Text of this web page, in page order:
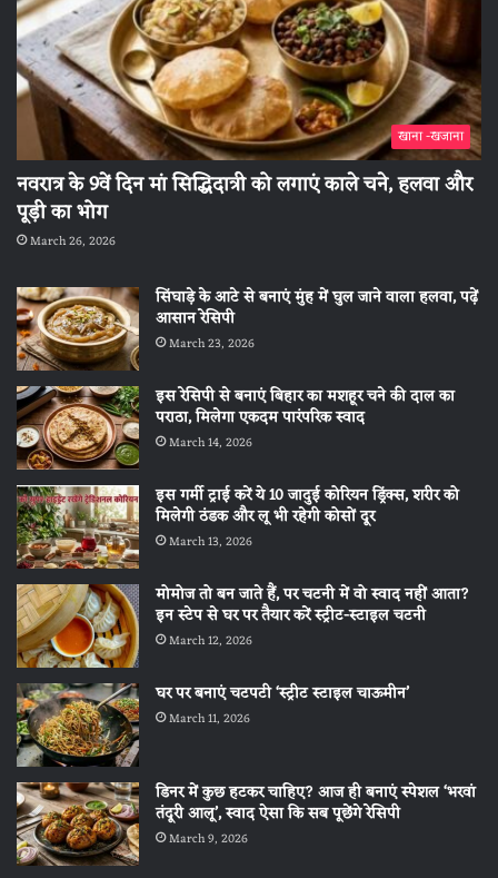
खाना -खजाना
नवरात्र के 9वें दिन मां सिद्धिदात्री को लगाएं काले चने, हलवा और
पूड़ी का भोग
March 26, 2026
सिंघाड़े के आटे से बनाएं मुंह में घुल जाने वाला हलवा, पढ़ें
आसान रेसिपी
March 23, 2026
इस रेसिपी से बनाएं बिहार का मशहूर चने की दाल का
पराठा, मिलेगा एकदम पारंपरिक स्वाद
March 14, 2026
इस गर्मी ट्राई करें ये 10 जादुई कोरियन ड्रिंक्स, शरीर को
मिलेगी ठंडक और लू भी रहेगी कोसों दूर
March 13, 2026
मोमोज तो बन जाते हैं, पर चटनी में वो स्वाद नहीं आता?
इन स्टेप से घर पर तैयार करें स्ट्रीट-स्टाइल चटनी
March 12, 2026
घर पर बनाएं चटपटी ‘स्ट्रीट स्टाइल चाऊमीन’
March 11, 2026
डिनर में कुछ हटकर चाहिए? आज ही बनाएं स्पेशल ‘भरवां
तंदूरी आलू’, स्वाद ऐसा कि सब पूछेंगे रेसिपी
March 9, 2026